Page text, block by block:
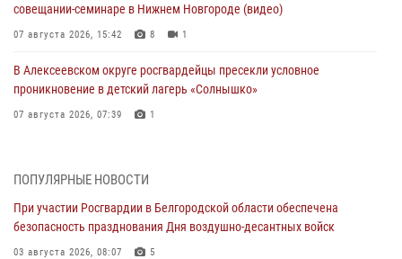
совещании-семинаре в Нижнем Новгороде (видео)
07 августа 2026, 15:42 8 1
В Алексеевском округе росгвардейцы пресекли условное
проникновение в детский лагерь «Солнышко»
07 августа 2026, 07:39 1
Подвиги героев‑росгвардейцев увековечили в новой музейной
экспозиции белгородского музея‑диорамы «Курская битва.
ПОПУЛЯРНЫЕ НОВОСТИ
При участии Росгвардии в Белгородской области обеспечена
безопасность празднования Дня воздушно-десантных войск
03 августа 2026, 08:07 5